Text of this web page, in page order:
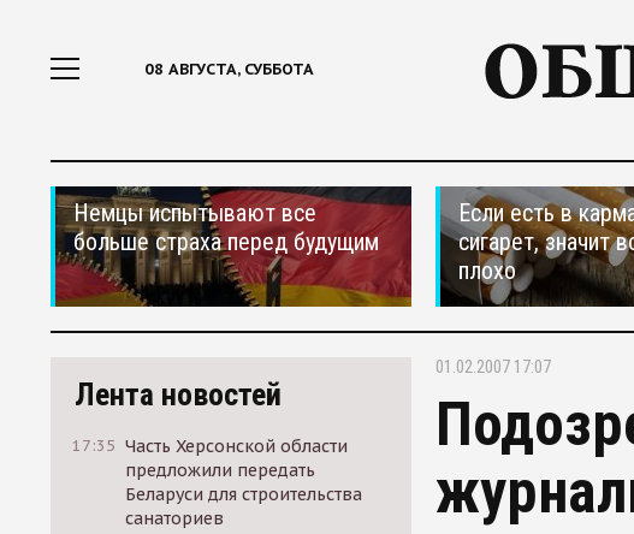
08 АВГУСТА, СУББОТА
Немцы испытывают все
больше страха перед будущим
Если есть в
сигарет, значит
плохо
Лента новостей
17:35 Часть Херсонской области
предложили передать
Беларуси для строительства
санаториев
01.02.2007 17:07